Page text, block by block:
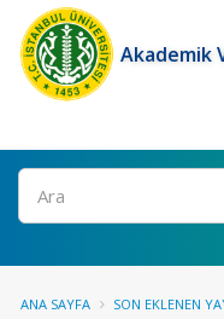
Akademik
Ara
ANA SAYFA SON EKLENEN